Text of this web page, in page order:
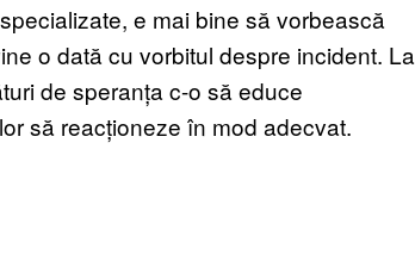
e mai bine să vorbească
o dată cu vorbitul despre incident. La
de speranța c-o să educe
să reacționeze în mod adecvat.